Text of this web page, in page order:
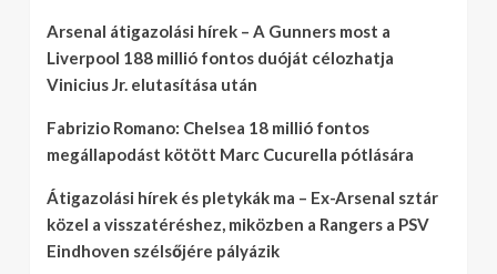
Arsenal átigazolási hírek – A Gunners most a
Liverpool 188 millió fontos duóját célozhatja
Vinicius Jr. elutasítása után
Fabrizio Romano: Chelsea 18 millió fontos
megállapodást kötött Marc Cucurella pótlására
Átigazolási hírek és pletykák ma – Ex-Arsenal sztár
közel a visszatéréshez, miközben a Rangers a PSV
Eindhoven szélsőjére pályázik